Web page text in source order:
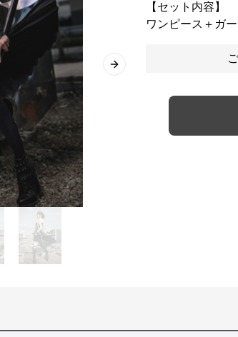
Next slide
【セット内容】
ワンピース＋ガ